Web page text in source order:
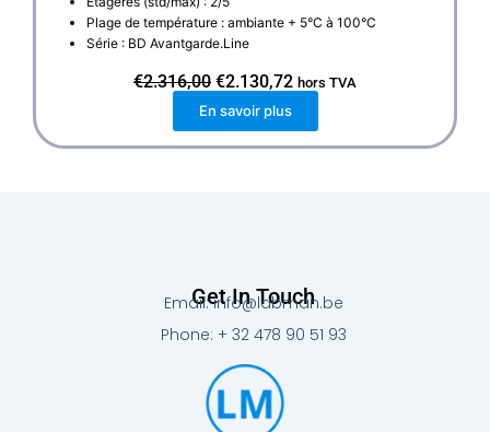
Plage de température : ambiante + 5°C à 100°C
Série : BD Avantgarde.Line
€2.316,00 L
e
p
r
i
l
é
a
t
:
€2.130,72L
e
r
i
e
s
t
hors TVA
En savoir plus
Get In Touch
Email: info@labman.be
Phone: + 32 478 90 51 93